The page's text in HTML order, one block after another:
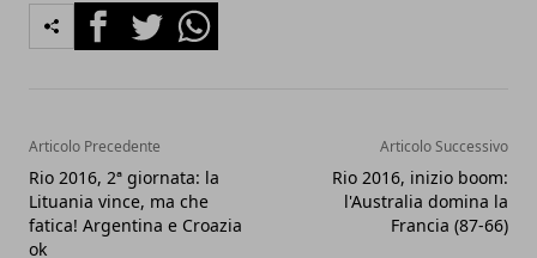
FacebookTwitterWhatsapp
Articolo Precedente
Rio 2016, 2ª giornata: la
Lituania vince, ma che
fatica! Argentina e Croazia
ok
Articolo Successivo
Rio 2016, inizio boom:
l'Australia domina la
Francia (87-66)